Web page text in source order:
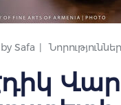
by Safa Նորություններ